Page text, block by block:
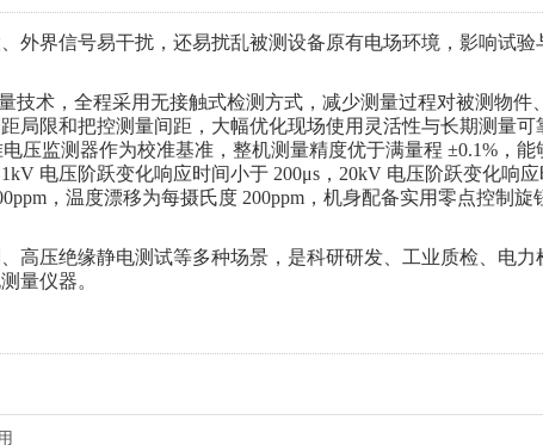
外界信号易干扰，还易扰乱被测设备原有电场环境，影响试验
技术，全程采用无接触式检测方式，减少测量过程对被测物件
局限和把控测量间距，大幅优化现场使用灵活性与长期测量可
压监测器作为校准基准，整机测量精度优于满量程 ±0.1%，能
电压阶跃变化响应时间小于 200μs，20kV 电压阶跃变化响
，温度漂移为每摄氏度 200ppm，机身配备实用零点控制旋
高压绝缘静电测试等多种场景，是科研研发、工业质检、电力
量仪器。